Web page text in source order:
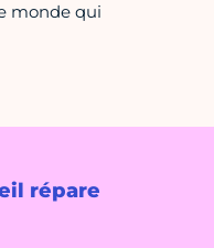
répare
monde qui